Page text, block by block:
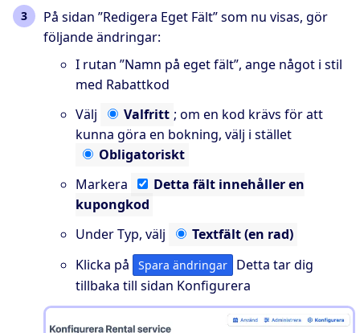
På sidan ”Redigera Eget Fält” som nu visas, gör
följande ändringar:
I rutan ”Namn på eget fält”, ange något i stil
med Rabattkod
Välj
Valfritt ; om en kod krävs för att
kunna göra en bokning, välj i stället
Obligatoriskt
Markera
Detta fält innehåller en
kupongkod
Under Typ, välj
Textfält(en rad)
Klicka på
Spara ändringar
Detta tar dig
tillbaka till sidan Konfigurera